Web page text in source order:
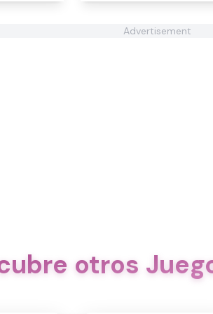
Advertisement
otros